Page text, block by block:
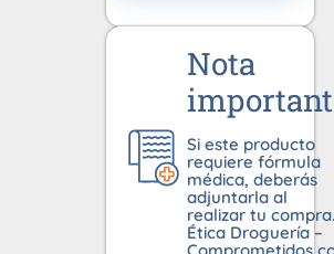
Nota
Si este producto
requiere fórmula
médica, deberás
adjuntarla al
realizar tu compra.
Ética Droguería –